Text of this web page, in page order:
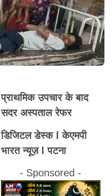
प्राथमिक उपचार के बाद
सदर अस्पताल रेफर
डिजिटल डेस्क l केएमपी
भारत न्यूज़ l पटना
- Sponsored -